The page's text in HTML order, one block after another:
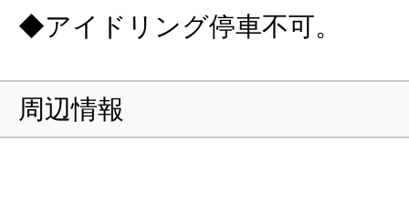
◆アイドリング停車不可。
周辺情報